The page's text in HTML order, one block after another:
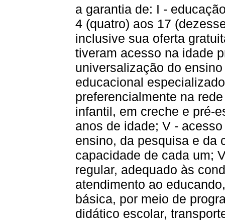
a garantia de: I -
4 (quatro) aos 17
inclusive sua oferta
tiveram acesso na idade
universalização do
educacional
preferencialmente na
infantil, em creche e pré-
anos de idade; V -
ensino, da pesquisa e da
capacidade de cada um;
regular, adequado às
atendimento ao
básica, por meio de
didático escolar,